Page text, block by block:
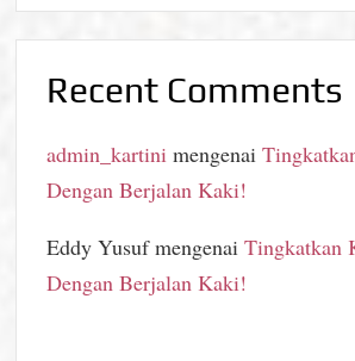
Recent Comments
admin_kartini mengenai
Dengan Berjalan Kaki!
Eddy YusufmengenaiTingkatkan
Dengan Berjalan Kaki!